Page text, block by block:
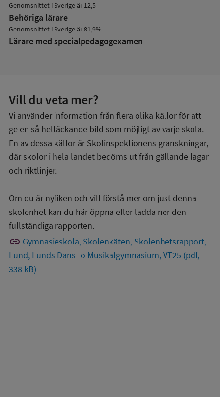
Genomsnittet i Sverige är 12,5
Behöriga lärare
Genomsnittet i Sverige är 81,9%
Lärare med specialpedagog­examen
Vill du veta mer?
Vi använder information från flera olika källor för att
ge en så heltäckande bild som möjligt av varje skola.
En av dessa källor är Skolinspektionens granskningar,
där skolor i hela landet bedöms utifrån gällande lagar
och riktlinjer.
Om du är nyfiken och vill förstå mer om just denna
skolenhet kan du här öppna eller ladda ner den
fullständiga rapporten.
link Gymnasieskola, Skolenkäten, Skolenhetsrapport,
Lund, Lunds Dans- o Musikalgymnasium, VT25 (pdf,
338 kB)